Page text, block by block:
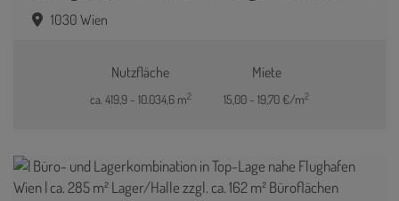
1030 Wien
Nutzfläche
ca. 419,9 - 10.034,6 m2
Miete
15,00 - 19,70 €/m2